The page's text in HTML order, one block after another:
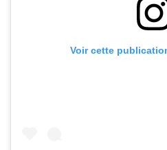
Voir cette